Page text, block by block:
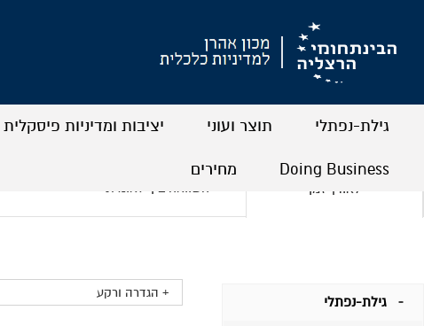
גילת-נפתלי תוצר ועוני יציבות ומדיניות פיסקלית
Doing Business מחירים
לאורך זמן השוואה בין-לאומית
גילת-נפתלי
+ הגדרה ורקע